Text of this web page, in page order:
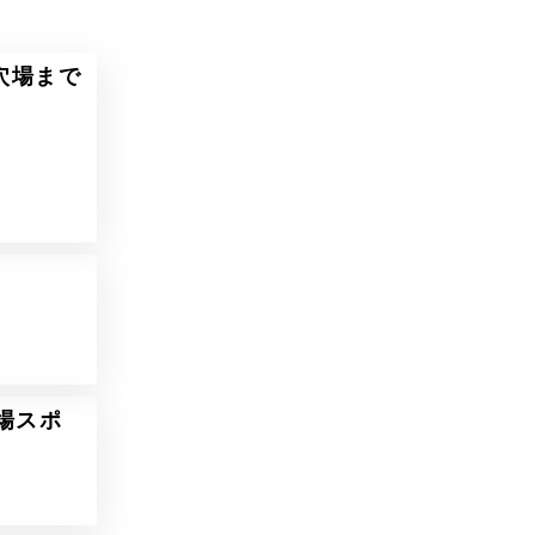
場まで
スポ